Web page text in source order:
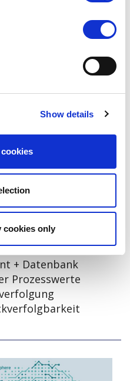
Show details
cookies only
verfügen über
mit den
des Prozesses
Faceplate inkl.
+ Datenbank
Prozesswerte